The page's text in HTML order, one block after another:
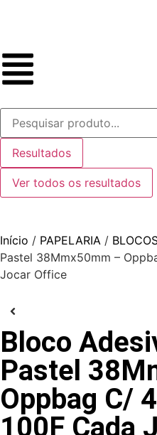
Resultados
Ver todos os resultados
Início / PAPELARIA /
Pastel 38Mmx50mm –
Jocar Office
Bloco
Pastel
Oppbag C/
100F Cada